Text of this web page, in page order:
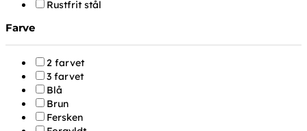
Rustfrit stål
Farve
2 farvet
3 farvet
Blå
Brun
Fersken